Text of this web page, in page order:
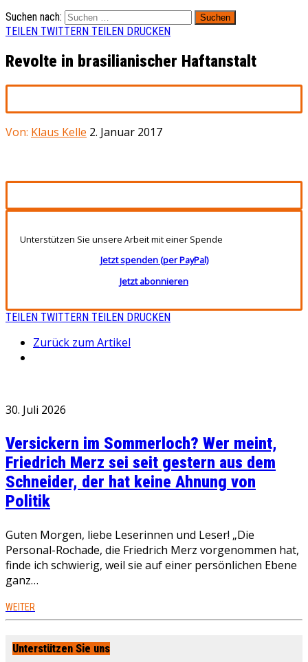
Suchen nach:
TEILEN TWITTERN TEILEN DRUCKEN
Revolte in brasilianischer Haftanstalt
Von: Klaus Kelle 2. Januar 2017
Unterstützen Sie unsere Arbeit mit einer Spende
Jetzt spenden (per PayPal)
Jetzt abonnieren
TEILEN TWITTERN TEILEN DRUCKEN
Zurück zum Artikel
30. Juli 2026
Versickern im Sommerloch? Wer meint,
Friedrich Merz sei seit gestern aus dem
Schneider, der hat keine Ahnung von
Politik
Guten Morgen, liebe Leserinnen und Leser! „Die
Personal-Rochade, die Friedrich Merz vorgenommen hat,
finde ich schwierig, weil sie auf einer persönlichen Ebene
ganz…
WEITER
Unterstützen Sie uns